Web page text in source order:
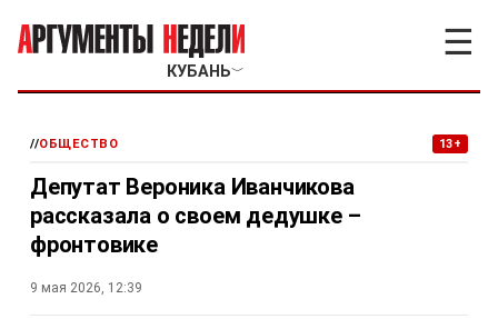
КУБАНЬ﹀
☰
//ОБЩЕСТВО 13+
Депутат Вероника Иванчикова
рассказала о своем дедушке –
фронтовике
9 мая 2026, 12:39